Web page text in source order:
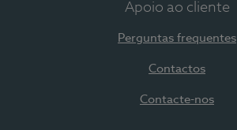
Apoio ao cliente
Perguntas frequentes
Contactos
Contacte-nos